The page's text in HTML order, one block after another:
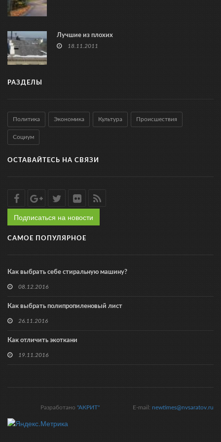
Лучшие из плохих
18.11.2011
РАЗДЕЛЫ
Политика Экономика Культура Происшествия
Социум
ОСТАВАЙТЕСЬ НА СВЯЗИ
Подписаться на новости
САМОЕ ПОПУЛЯРНОЕ
Как выбрать себе стиральную машину?
08.12.2016
Как выбрать полипропиленовый лист
26.11.2016
Как отличить экоткани
19.11.2016
E-mail: newtimes@nvsaratov.ru
Разработано "АКРИТ"